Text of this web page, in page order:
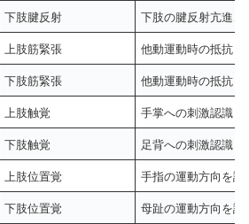
下肢腱反射 下肢の腱反射亢進
上肢筋緊張 他動運動時の抵抗
下肢筋緊張 他動運動時の抵抗
上肢触覚 手掌への刺激認識
下肢触覚 足背への刺激認識
上肢位置覚 手指の運動方向を
下肢位置覚 母趾の運動方向を